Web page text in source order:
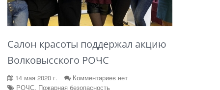
Салон красоты поддержал акцию
Волковысского РОЧС
14 мая 2020 г.
Комментариев нет
РОЧС, Пожарная безопасность